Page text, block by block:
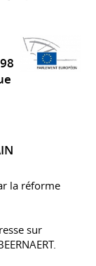
la réforme
sur